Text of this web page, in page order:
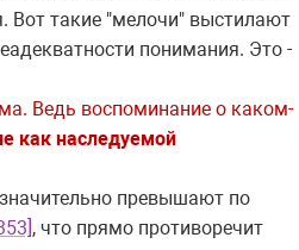
Вот такие "мелочи" выстилают
понимания. Это -
Ведь воспоминание о каком-
как наследуемой
превышают по
, что прямо противоречит